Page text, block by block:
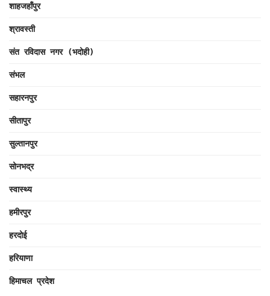
शाहजहाँपुर
श्रावस्ती
संत रविदास नगर (भदोही)
संभल
सहारनपुर
सीतापुर
सुल्तानपुर
सोनभद्र
स्वास्थ्य
हमीरपुर
हरदोई
हरियाणा
हिमाचल प्रदेश